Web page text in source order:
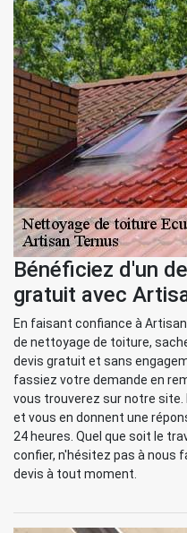
Bénéficiez d'un
gratuit avec
En faisant confiance à
de nettoyage de toiture,
devis gratuit et sans
fassiez votre demande en
vous trouverez sur notre
et vous en donnent une
24 heures. Quel que soit le
confier, n'hésitez pas à nous
devis à tout moment.